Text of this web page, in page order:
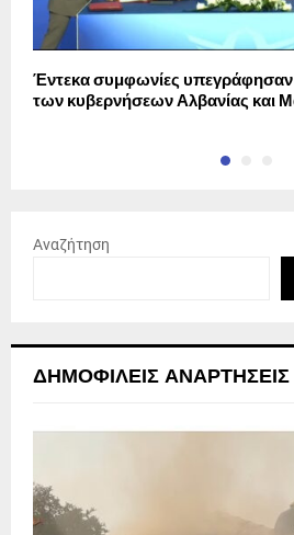
Έντεκα συμφωνίες
των κυβερνήσεων Αλβανίας και
Αναζήτηση
ΔΗΜΟΦΙΛΕΊΣ ΑΝΑΡΤΉΣΕΙΣ